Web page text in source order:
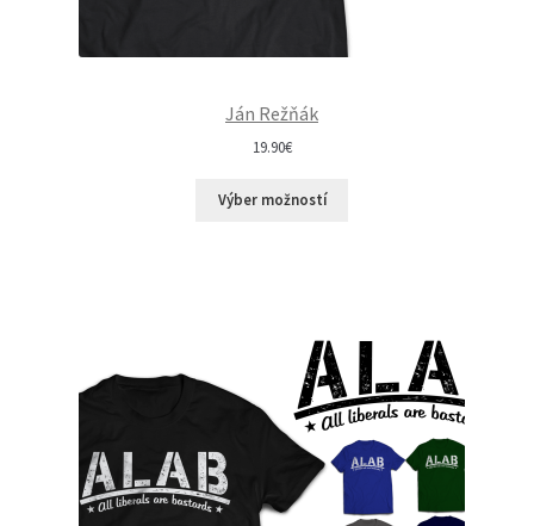
Ján Režňák
19.90€
Výber možností